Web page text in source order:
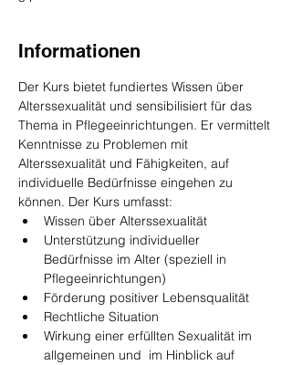
Informationen
Der Kurs bietet fundiertes Wissen über
Alterssexualität und sensibilisiert für das
Thema in Pflegeeinrichtungen. Er vermittelt
Kenntnisse zu Problemen mit
Alterssexualität und Fähigkeiten, auf
individuelle Bedürfnisse eingehen zu
können. Der Kurs umfasst:
Wissen über Alterssexualität
Unterstützung individueller
Bedürfnisse im Alter (speziell in
Pflegeeinrichtungen)
Förderung positiver Lebensqualität
Rechtliche Situation
Wirkung einer erfüllten Sexualität im
allgemeinen und  im Hinblick auf